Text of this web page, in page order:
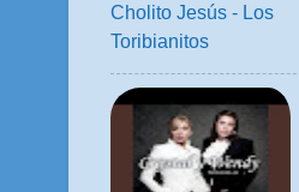
Cholito Jesús - Los
Toribianitos